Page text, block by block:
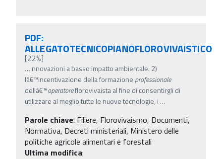
PDF:
ALLEGATOTECNICOPIANOFLOROVIVAISTICO
[22%]
… nnovazioni a basso impatto ambientale. 2)
lâ€™incentivazione della formazione professionale
dellâ€™operatoreflorovivaista al fine di consentirgli di
utilizzare al meglio tutte le nuove tecnologie, i …
Parole chiave: Filiere, Florovivaismo, Documenti,
Normativa, Decreti ministeriali, Ministero delle
politiche agricole alimentari e forestali
Ultima modifica: